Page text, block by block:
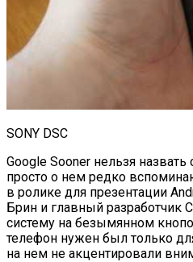
SONY DSC
Google Sooner нельзя
просто о нем редко
в ролике для презентации
Брин и главный разработчик
систему на безымянном
телефон нужен был только
на нем не акцентировали